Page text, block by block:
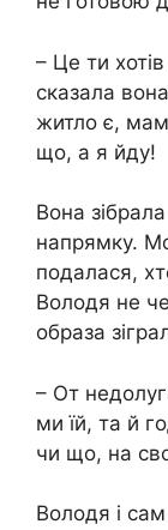
– Це ти
сказала
житло є,
що, а я йду!
Вона
напрямку.
подалася,
Володя не
образа
– От
ми їй, та й
чи що, на
Володя і